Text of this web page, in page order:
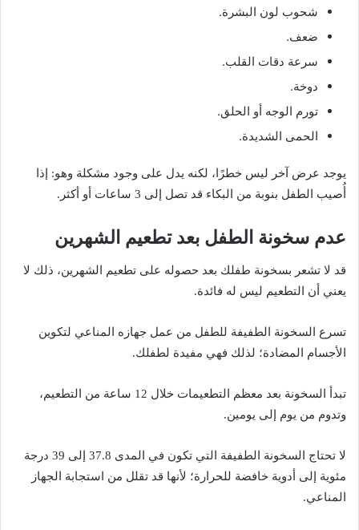
شحوب لون البشرة.
ضعف.
سرعة دقات القلب.
دوخة.
تورم الوجه أو الحلق.
الحمى الشديدة.
يوجد عرض آخر ليس خطرًا، لكنه يدل على وجود مشكلة وهو: إذا
أُصيب الطفل بنوبة من البكاء قد تصل إلى 3 ساعات أو أكثر.
عدم سخونة الطفل بعد تطعيم الشهرين
قد لا تشعر بسخونة طفلك بعد حصوله على تطعيم الشهرين، ذلك لا
يعني أن التطعيم ليس له فائدة.
تسرع السخونة الطفيفة للطفل من عمل جهازه المناعي لتكوين
الأجسام المضادة؛ لذلك فهي مفيدة لطفلك.
تبدأ السخونة بعد معظم التطعيمات خلال 12 ساعة من التطعيم،
وتدوم من يوم إلى يومين.
لا تحتاج السخونة الطفيفة التي تكون في المدى 37.8 إلى 39 درجة
مئوية إلى أدوية خافضة للحرارة؛ لأنها قد تقلل من استجابة الجهاز
المناعي.